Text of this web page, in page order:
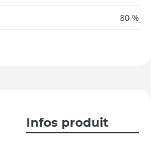
80 %
Infos produit